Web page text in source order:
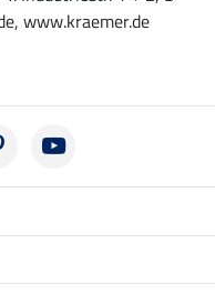
www.kraemer.de